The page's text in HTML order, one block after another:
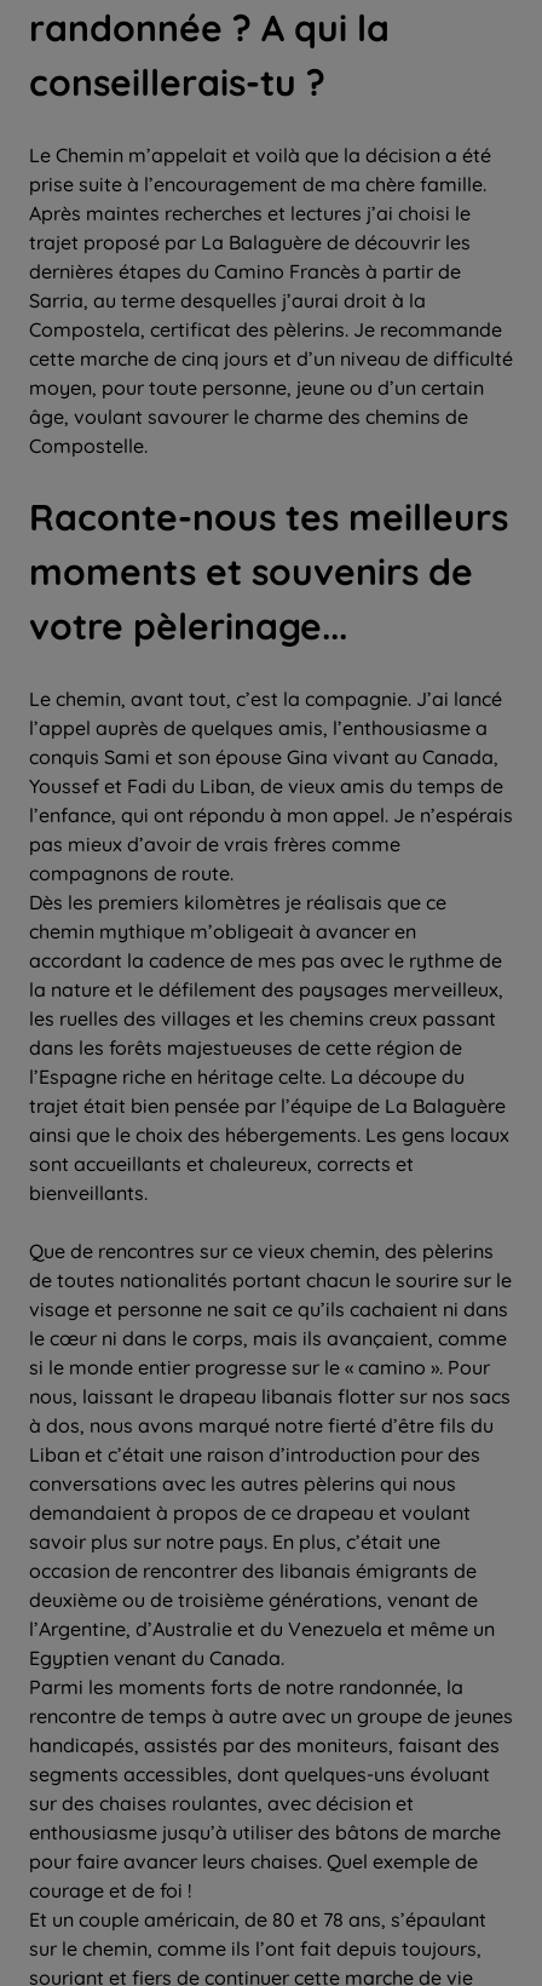
randonnée ? A qui la
conseillerais-tu ?
Le Chemin m’appelait et voilà que la décision a été
prise suite à l’encouragement de ma chère famille.
Après maintes recherches et lectures j’ai choisi le
trajet proposé par La Balaguère de découvrir les
dernières étapes du Camino Francès à partir de
Sarria, au terme desquelles j’aurai droit à la
Compostela, certificat des pèlerins. Je recommande
cette marche de cinq jours et d’un niveau de difficulté
moyen, pour toute personne, jeune ou d’un certain
âge, voulant savourer le charme des chemins de
Compostelle.
Raconte-nous tes meilleurs
moments et souvenirs de
votre pèlerinage...
Le chemin, avant tout, c’est la compagnie. J’ai lancé
l’appel auprès de quelques amis, l’enthousiasme a
conquis Sami et son épouse Gina vivant au Canada,
Youssef et Fadi du Liban, de vieux amis du temps de
l’enfance, qui ont répondu à mon appel. Je n’espérais
pas mieux d’avoir de vrais frères comme
compagnons de route.
Dès les premiers kilomètres je réalisais que ce
chemin mythique m’obligeait à avancer en
accordant la cadence de mes pas avec le rythme de
la nature et le défilement des paysages merveilleux,
les ruelles des villages et les chemins creux passant
dans les forêts majestueuses de cette région de
l’Espagne riche en héritage celte. La découpe du
trajet était bien pensée par l’équipe de La Balaguère
ainsi que le choix des hébergements. Les gens locaux
sont accueillants et chaleureux, corrects et
bienveillants.
Que de rencontres sur ce vieux chemin, des pèlerins
de toutes nationalités portant chacun le sourire sur le
visage et personne ne sait ce qu’ils cachaient ni dans
le cœur ni dans le corps, mais ils avançaient, comme
si le monde entier progresse sur le « camino ». Pour
nous, laissant le drapeau libanais flotter sur nos sacs
à dos, nous avons marqué notre fierté d’être fils du
Liban et c’était une raison d’introduction pour des
conversations avec les autres pèlerins qui nous
demandaient à propos de ce drapeau et voulant
savoir plus sur notre pays. En plus, c’était une
occasion de rencontrer des libanais émigrants de
deuxième ou de troisième générations, venant de
l’Argentine, d’Australie et du Venezuela et même un
Egyptien venant du Canada.
Parmi les moments forts de notre randonnée, la
rencontre de temps à autre avec un groupe de jeunes
handicapés, assistés par des moniteurs, faisant des
segments accessibles, dont quelques-uns évoluant
sur des chaises roulantes, avec décision et
enthousiasme jusqu’à utiliser des bâtons de marche
pour faire avancer leurs chaises. Quel exemple de
courage et de foi !
Et un couple américain, de 80 et 78 ans, s’épaulant
sur le chemin, comme ils l’ont fait depuis toujours,
souriant et fiers de continuer cette marche de vie